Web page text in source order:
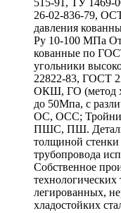
26-02-836-79,
давления
Ру 10-100 МПа
кованные по
угольники
22822-83, ГОСТ
ОКШ, ГО (метод
до 50Мпа, с
ОС, ОСС;
ПШС, ПШ. Детали
толщиной
трубопровода
Собственное
легированных,
хладостойких